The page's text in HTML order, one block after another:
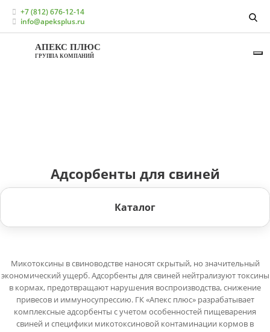
+7 (812) 676-12-14
info@apeksplus.ru
АПЕКС ПЛЮС
ГРУППА КОМПАНИЙ
Кормовые добавки для свиноводства
Адсорбенты для свиней
Адсорбенты для свиней
Каталог
Микотоксины в свиноводстве наносят скрытый, но значительный
экономический ущерб. Адсорбенты для свиней нейтрализуют токсины
в кормах, предотвращают нарушения воспроизводства, снижение
привесов и иммуносупрессию. ГК «Апекс плюс» разрабатывает
комплексные адсорбенты с учетом особенностей пищеварения
свиней и специфики микотоксиновой контаминации кормов в